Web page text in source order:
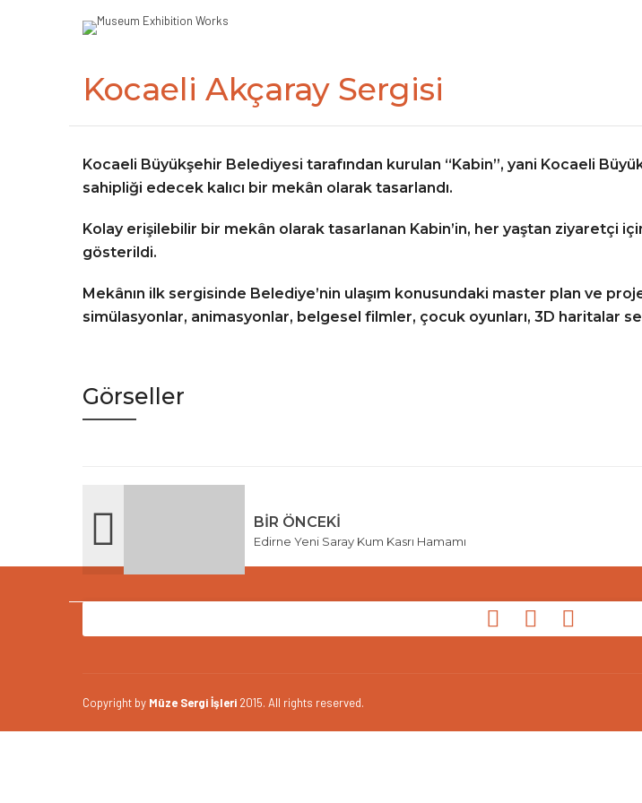
Kocaeli Akçaray Sergisi
Kocaeli Büyükşehir Belediyesi tarafından kurulan “Kabin”, yani Kocaeli
sahipliği edecek kalıcı bir mekân olarak tasarlandı.
Kolay erişilebilir bir mekân olarak tasarlanan Kabin’in, her yaştan ziyaretçi
gösterildi.
Mekânın ilk sergisinde Belediye’nin ulaşım konusundaki master plan ve
simülasyonlar, animasyonlar, belgesel filmler, çocuk oyunları, 3D haritalar
Görseller
BIR ÖNCEKI
Edirne Yeni Saray Kum Kasrı Hamamı
Copyright by Müze Sergi İşleri 2015. All rights reserved.